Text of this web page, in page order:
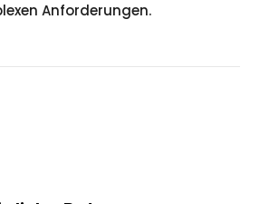
Anforderungen.